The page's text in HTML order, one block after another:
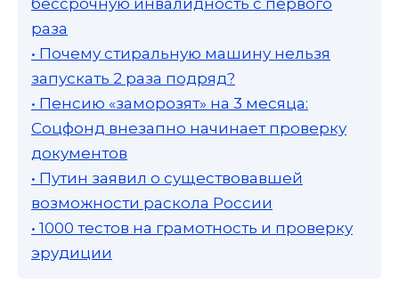
бессрочную инвалидность с первого
раза
• Почему стиральную машину нельзя
запускать 2 раза подряд?
• Пенсию «заморозят» на 3 месяца:
Соцфонд внезапно начинает проверку
документов
• Путин заявил о существовавшей
возможности раскола России
• 1000 тестов на грамотность и проверку
эрудиции